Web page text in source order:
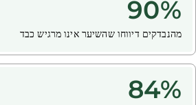
90%
מהנבדקים דיווחו שהשיער אינו מרגיש כבד
84%